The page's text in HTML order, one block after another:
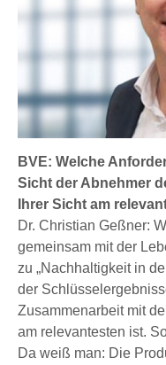
BVE: Welche
Sicht der Abnehmer
Ihrer Sicht am
Dr. Christian Geßner:
gemeinsam mit der
zu „Nachhaltigkeit in
der
Zusammenarbeit mit
am relevantesten ist.
Da weiß man: Die